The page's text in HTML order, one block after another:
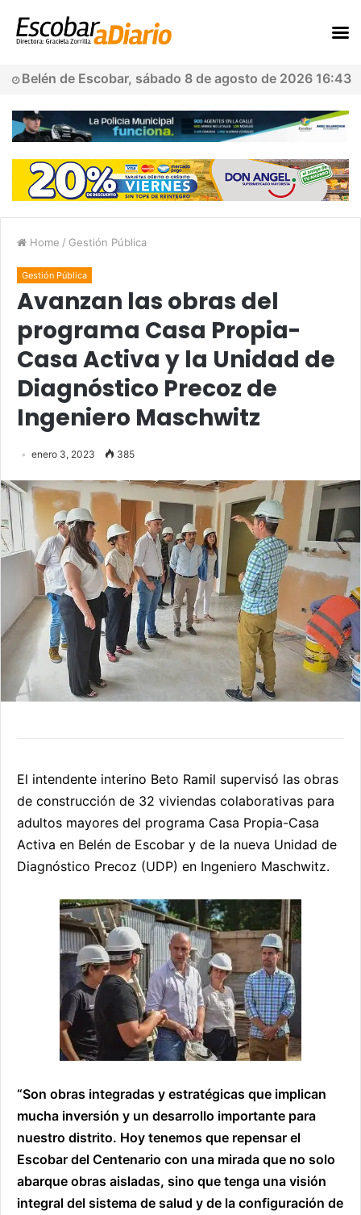
Belén de Escobar, sábado 8 de agosto de 2026 16:43
Home / Gestión Pública
Gestión Pública
Avanzan las obras del
programa Casa Propia-
Casa Activa y la Unidad de
Diagnóstico Precoz de
Ingeniero Maschwitz
enero 3, 2023 385
El intendente interino Beto Ramil supervisó las obras
de construcción de 32 viviendas colaborativas para
adultos mayores del programa Casa Propia-Casa
Activa en Belén de Escobar y de la nueva Unidad de
Diagnóstico Precoz (UDP) en Ingeniero Maschwitz.
“Son obras integradas y estratégicas que implican
mucha inversión y un desarrollo importante para
nuestro distrito. Hoy tenemos que repensar el
Escobar del Centenario con una mirada que no solo
abarque obras aisladas, sino que tenga una visión
integral del sistema de salud y de la configuración de